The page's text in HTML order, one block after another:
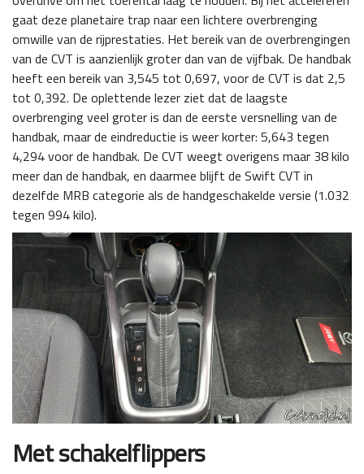
gaat deze planetaire trap naar een lichtere overbrenging
omwille van de rijprestaties. Het bereik van de overbrengingen
van de CVT is aanzienlijk groter dan van de vijfbak. De handbak
heeft een bereik van 3,545 tot 0,697, voor de CVT is dat 2,5
tot 0,392. De oplettende lezer ziet dat de laagste
overbrenging veel groter is dan de eerste versnelling van de
handbak, maar de eindreductie is weer korter: 5,643 tegen
4,294 voor de handbak. De CVT weegt overigens maar 38 kilo
meer dan de handbak, en daarmee blijft de Swift CVT in
dezelfde MRB categorie als de handgeschakelde versie (1.032
tegen 994 kilo).
Met schakelflippers